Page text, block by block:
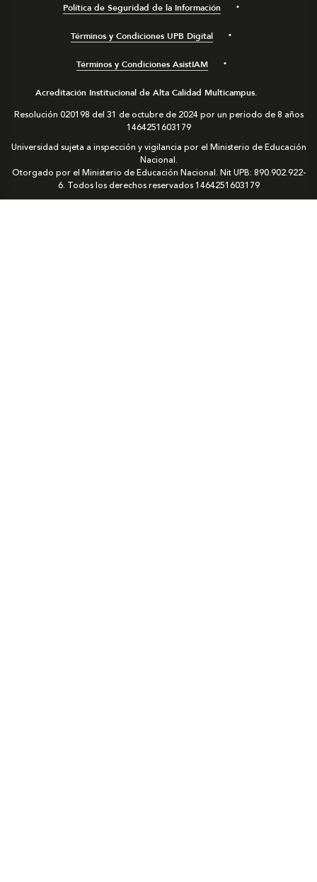
Política de Seguridad de la Información
Términos y Condiciones UPB Digital
Términos y Condiciones AsistIAM
Acreditación Institucional de Alta Calidad Multicampus.
Resolución 020198 del 31 de octubre de 2024 por un periodo de 8 años
1464251603179
Universidad sujeta a inspección y vigilancia por el Ministerio de Educación
Nacional.
Otorgado por el Ministerio de Educación Nacional. Nit UPB: 890.902.922-
6. Todos los derechos reservados1464251603179